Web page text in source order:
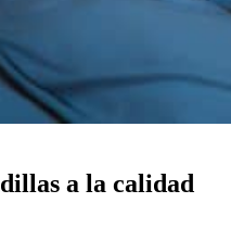
a la calidad